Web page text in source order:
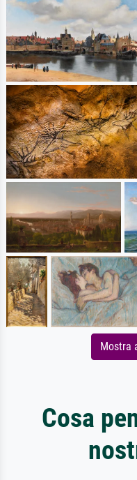
Mostra
Cosa